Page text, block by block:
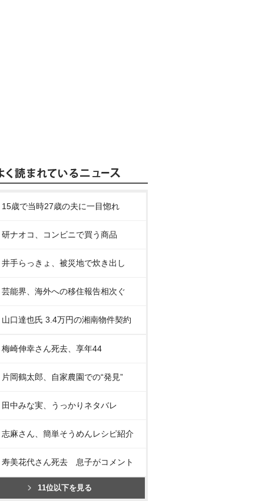
15歳で当時27歳の夫に一目惚れ
研ナオコ、コンビニで買う商品
井手らっきょ、被災地で炊き出し
芸能界、海外への移住報告相次ぐ
山口達也氏 3.4万円の湘南物件契約
梅崎伸幸さん死去、享年44
片岡鶴太郎、自家農園での“発見”
田中みな実、うっかりネタバレ
志麻さん、簡単そうめんレシピ紹介
寿美花代さん死去 息子がコメント
11位以下を見る